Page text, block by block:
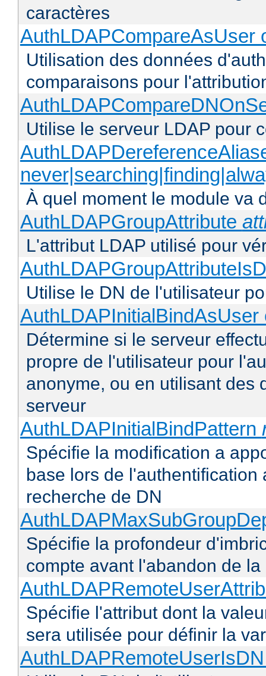
caractères
AuthLDAPCompareAsUser
Utilisation des données
comparaisons pour
Utilise le serveur LDAP pour
À quel moment le module va
AuthLDAPGroupAttribute
L'attribut LDAP utilisé pour
Utilise le DN de l'utilisateur
AuthLDAPInitialBindAsUser
Détermine si le serveur
propre de l'utilisateur pour
anonyme, ou en utilisant des
serveur
AuthLDAPInitialBindPattern
Spécifie la modification a
base lors de
recherche de DN
Spécifie la profondeur
compte avant l'abandon de
Spécifie l'attribut dont la
sera utilisée pour définir la